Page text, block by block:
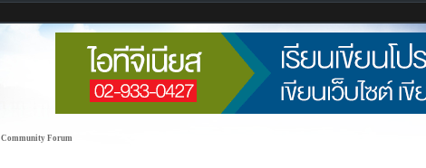
Community Forum